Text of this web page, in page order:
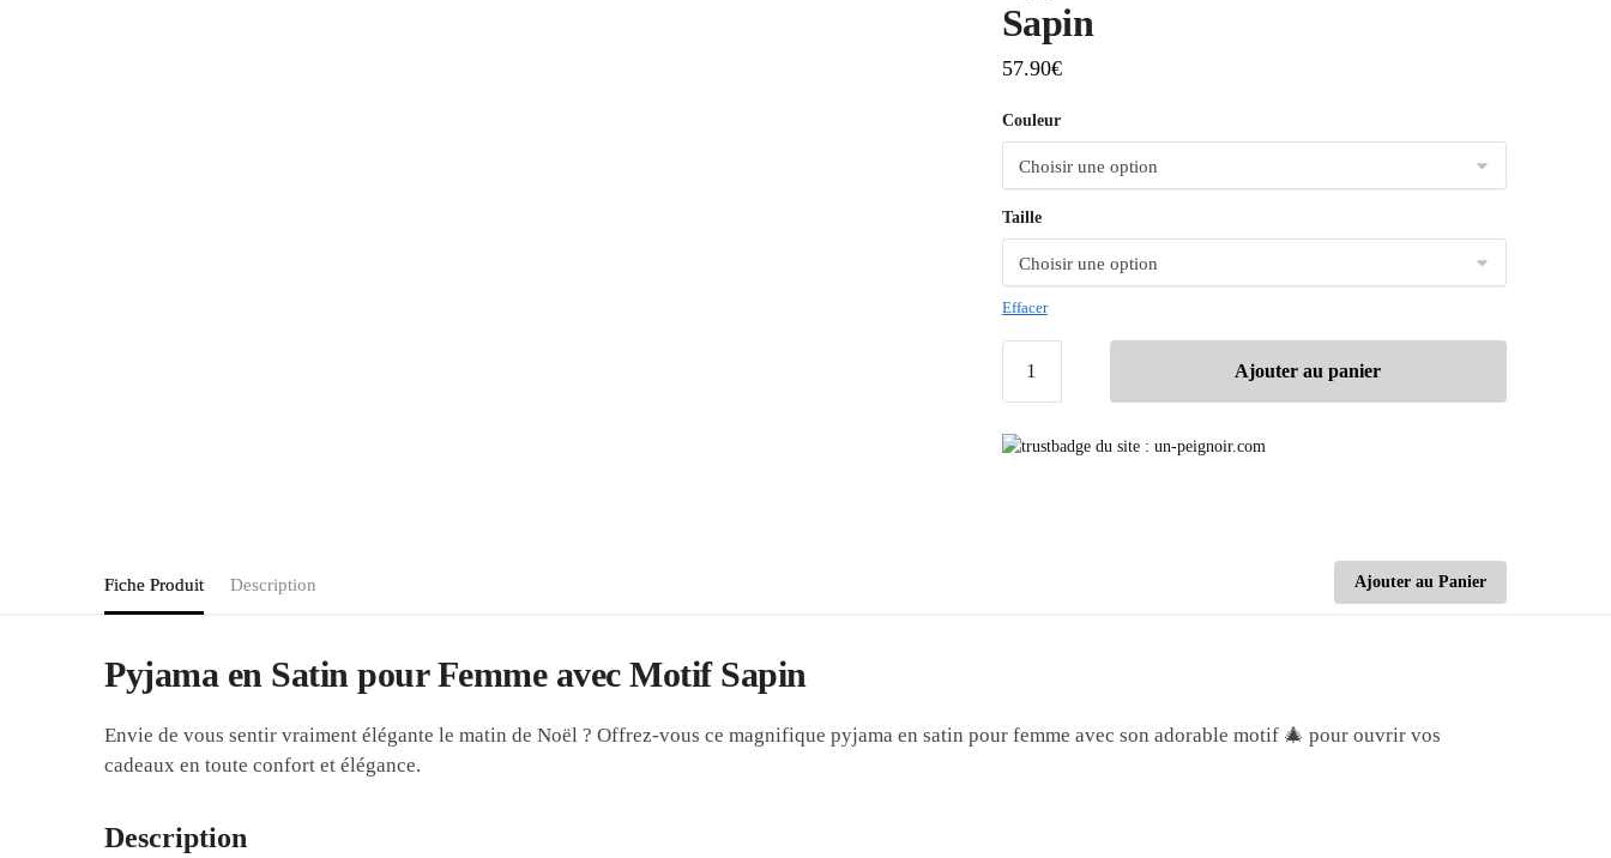
Sapin
57.90€
Couleur
Taille
Effacer
Ajouter au panier
Fiche Produit Description Ajouter au Panier
Pyjama en Satin pour Femme avec Motif Sapin
Envie de vous sentir vraiment élégante le matin de Noël ? Offrez-vous ce magnifique pyjama en satin pour femme avec son adorable motif 🎄 pour ouvrir vos
cadeaux en toute confort et élégance.
Description